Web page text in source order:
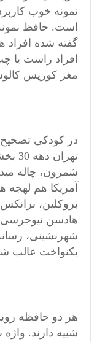
نمونه خوب
است. حافظ
مغز کورپس
در کودکی تصحیح
شمرون، چاله
آمریکا هم لهجه
بروکلین،
هادسن نیوجرسی
شهرنشینی،
یکنواخت عالب
هر دو حافظه
شبیه دارند.